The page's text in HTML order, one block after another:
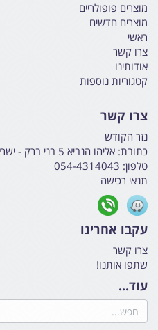
מוצרים פופולריים
מוצרים חדשים
ראשי
צרו קשר
אודותינו
קטגוריות נוספות
צרו קשר
נזר הקודש
כתובת: אליהו הנביא 5 בני ברק - ישראל
טלפון: 054-4314043
תנאי רכישה
עקבו אחרינו
צרו קשר
שתפו אותנו!
עוד...